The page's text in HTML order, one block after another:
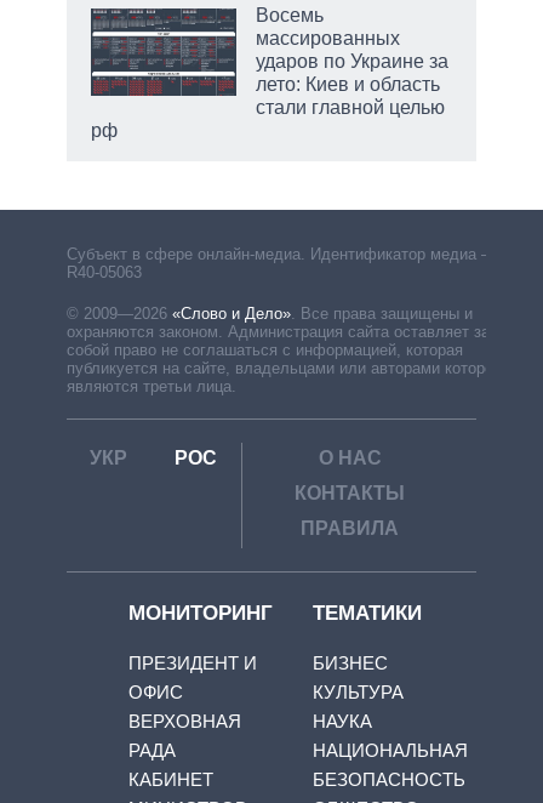
Восемь
массированных
ударов по Украине за
лето: Киев и область
стали главной целью
рф
Субъект в сфере онлайн-медиа. Идентификатор медиа –
R40-05063
© 2009—2026 «Слово и Дело»
Все права защищены и
охраняются законом. Администрация сайта оставляет за
собой право не соглашаться с информацией, которая
публикуется на сайте, владельцами или авторами которой
являются третьи лица.
УКР РОС
О НАС
КОНТАКТЫ
ПРАВИЛА
МОНИТОРИНГ
ПРЕЗИДЕНТ И
ОФИС
ВЕРХОВНАЯ
РАДА
КАБИНЕТ
ТЕМАТИКИ
БИЗНЕС
КУЛЬТУРА
НАУКА
НАЦИОНАЛЬНАЯ
БЕЗОПАСНОСТЬ